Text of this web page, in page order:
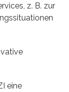
z. B. zur
eine